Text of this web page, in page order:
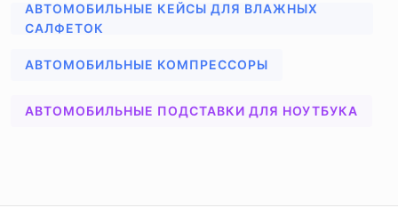
АВТОМОБИЛЬНЫЕ КЕЙСЫ ДЛЯ ВЛАЖНЫХ
САЛФЕТОК
АВТОМОБИЛЬНЫЕ КОМПРЕССОРЫ
АВТОМОБИЛЬНЫЕ ПОДСТАВКИ ДЛЯ НОУТБУКА